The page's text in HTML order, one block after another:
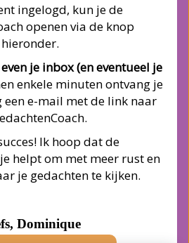
ingelogd, kun je de
openen via de knop
hieronder.
je inbox (en eventueel je
enkele minuten ontvang je
een e-mail met de link naar
Ik hoop dat de
helpt om met meer rust en
je gedachten te kijken.
Dominique